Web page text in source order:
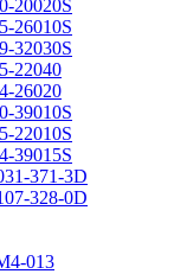
20020S
26010S
32030S
22040
26020
39010S
22010S
39015S
371-3D
328-0D
013